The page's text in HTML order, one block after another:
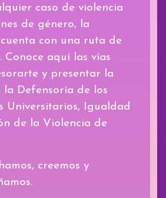
caso de violencia
de género, la
con una ruta de
Conoce aquí las vías
y presentar la
la Defensoría de los
Universitarios, Igualdad
de la Violencia de
creemos y